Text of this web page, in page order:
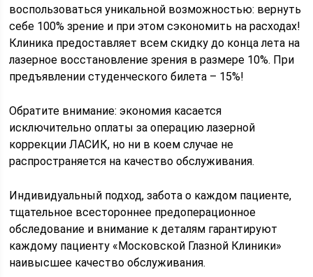
воспользоваться уникальной возможностью: вернуть
себе 100% зрение и при этом сэкономить на расходах!
Клиника предоставляет всем скидку до конца лета на
лазерное восстановление зрения в размере 10%. При
предъявлении студенческого билета – 15%!
Обратите внимание: экономия касается
исключительно оплаты за операцию лазерной
коррекции ЛАСИК, но ни в коем случае не
распространяется на качество обслуживания.
Индивидуальный подход, забота о каждом пациенте,
тщательное всестороннее предоперационное
обследование и внимание к деталям гарантируют
каждому пациенту «Московской Глазной Клиники»
наивысшее качество обслуживания.